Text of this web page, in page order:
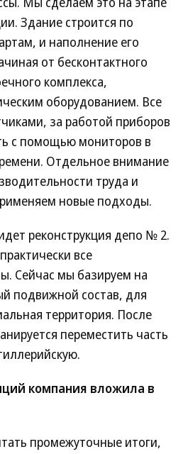
Здание строится по
и наполнение его
от бесконтактного
комплекса,
оборудованием. Все
за работой приборов
с помощью мониторов в
Отдельное внимание
труда и
новые подходы.
реконструкция депо № 2.
все
Сейчас мы базируем на
подвижной состав, для
территория. После
переместить часть
компания вложила в
промежуточные итоги,